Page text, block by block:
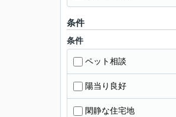
条件
条件
ペット相談
陽当り良好
閑静な住宅地